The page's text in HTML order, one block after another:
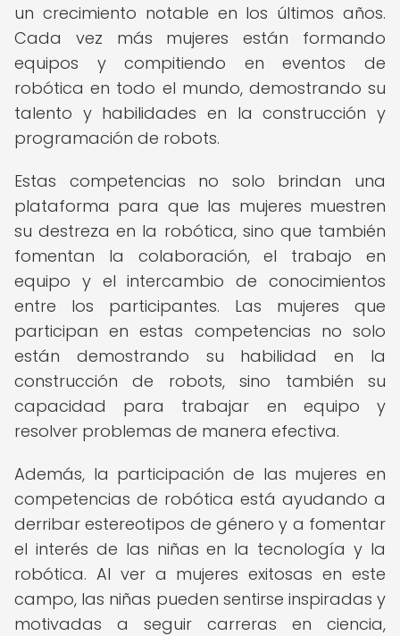
un crecimiento notable en los últimos años.
Cada vez más mujeres están formando
equipos y compitiendo en eventos de
robótica en todo el mundo, demostrando su
talento y habilidades en la construcción y
programación de robots.
Estas competencias no solo brindan una
plataforma para que las mujeres muestren
su destreza en la robótica, sino que también
fomentan la colaboración, el trabajo en
equipo y el intercambio de conocimientos
entre los participantes. Las mujeres que
participan en estas competencias no solo
están demostrando su habilidad en la
construcción de robots, sino también su
capacidad para trabajar en equipo y
resolver problemas de manera efectiva.
Además, la participación de las mujeres en
competencias de robótica está ayudando a
derribar estereotipos de género y a fomentar
el interés de las niñas en la tecnología y la
robótica. Al ver a mujeres exitosas en este
campo, las niñas pueden sentirse inspiradas y
motivadas a seguir carreras en ciencia,